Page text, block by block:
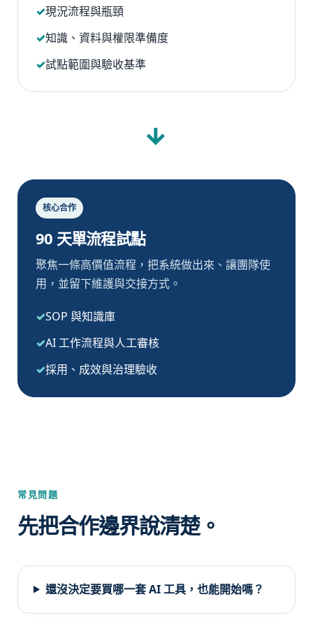
現況流程與瓶頸
知識、資料與權限準備度
試點範圍與驗收基準
→
核心合作
90 天單流程試點
聚焦一條高價值流程，把系統做出來、讓團隊使
用，並留下維護與交接方式。
SOP 與知識庫
AI 工作流程與人工審核
採用、成效與治理驗收
常見問題
先把合作邊界說清楚。
還沒決定要買哪一套 AI 工具，也能開始嗎？